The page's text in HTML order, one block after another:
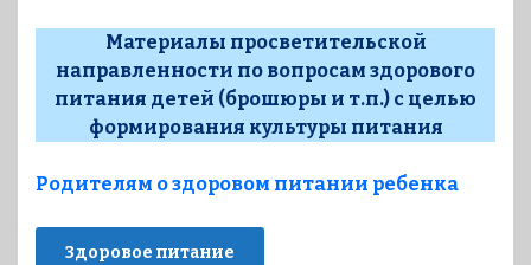
Материалы просветительской
направленности по вопросам здорового
питания детей (брошюры и т.п.) с целью
формирования культуры питания
Родителям о здоровом питании ребенка
Здоровое питание